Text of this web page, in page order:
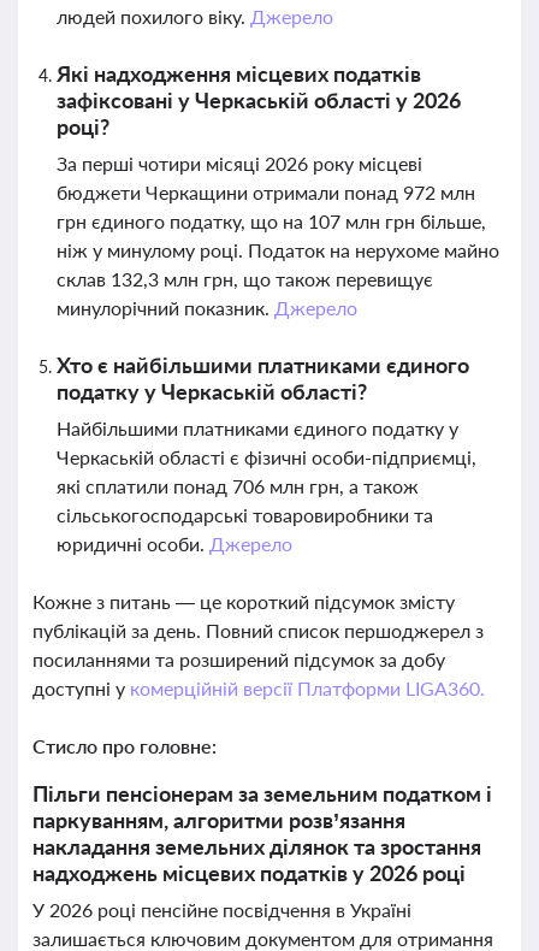
людей похилого віку. Джерело
Які надходження місцевих податків
зафіксовані у Черкаській області у 2026
році?
За перші чотири місяці 2026 року місцеві
бюджети Черкащини отримали понад 972 млн
грн єдиного податку, що на 107 млн грн більше,
ніж у минулому році. Податок на нерухоме майно
склав 132,3 млн грн, що також перевищує
минулорічний показник. Джерело
Хто є найбільшими платниками єдиного
податку у Черкаській області?
Найбільшими платниками єдиного податку у
Черкаській області є фізичні особи-підприємці,
які сплатили понад 706 млн грн, а також
сільськогосподарські товаровиробники та
юридичні особи. Джерело
Кожне з питань — це короткий підсумок змісту
публікацій за день. Повний список першоджерел з
посиланнями та розширений підсумок за добу
доступні у комерційній версії Платформи LIGA360.
Стисло про головне:
Пільги пенсіонерам за земельним податком і
паркуванням, алгоритми розв’язання
накладання земельних ділянок та зростання
надходжень місцевих податків у 2026 році
У 2026 році пенсійне посвідчення в Україні
залишається ключовим документом для отримання